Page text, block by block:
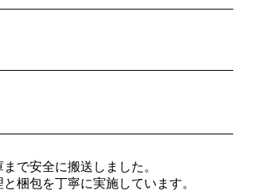
で安全に搬送しました。
梱包を丁寧に実施しています。